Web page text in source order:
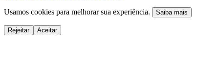
Usamos cookies para melhorar sua experiência. Saiba mais
Rejeitar Aceitar